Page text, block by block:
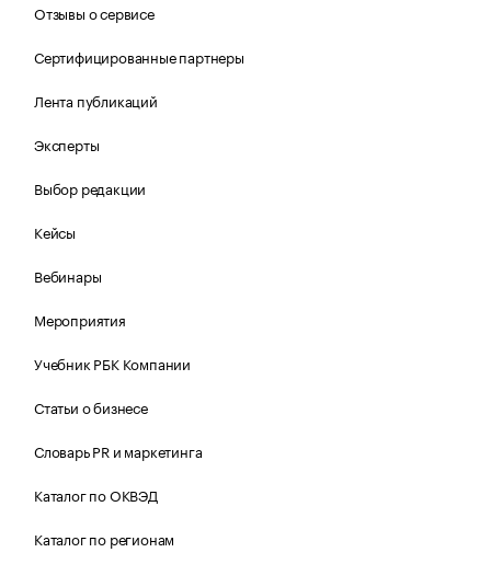
Отзывы о сервисе
Сертифицированные партнеры
Лента публикаций
Эксперты
Выбор редакции
Кейсы
Вебинары
Мероприятия
Учебник РБК Компании
Статьи о бизнесе
Словарь PR и маркетинга
Каталог по ОКВЭД
Каталог по регионам